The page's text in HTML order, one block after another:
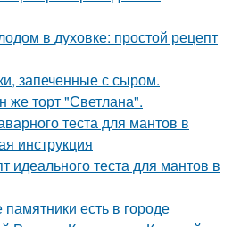
в духовке: простой рецепт
запеченные с сыром.
же торт "Светлана".
теста для мантов в
инструкция
идеального теста для мантов в
есть в городе